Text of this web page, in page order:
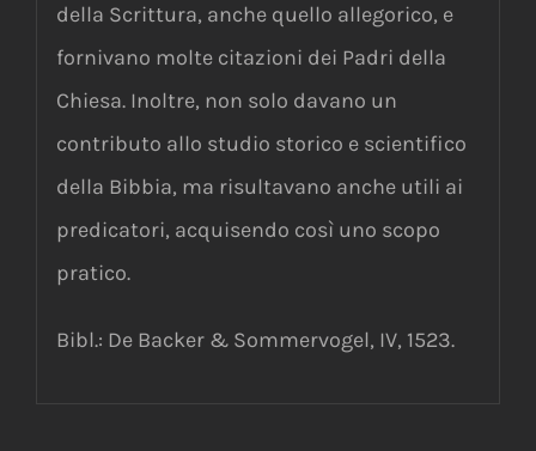
della Scrittura, anche quello allegorico, e
fornivano molte citazioni dei Padri della
Chiesa. Inoltre, non solo davano un
contributo allo studio storico e scientifico
della Bibbia, ma risultavano anche utili ai
predicatori, acquisendo così uno scopo
pratico.
Bibl.: De Backer & Sommervogel, IV, 1523.